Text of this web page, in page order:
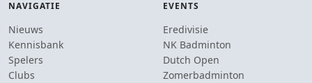
NAVIGATIE
Nieuws
Kennisbank
Spelers
Clubs
EVENTS
Eredivisie
NK Badminton
Dutch Open
Zomerbadminton